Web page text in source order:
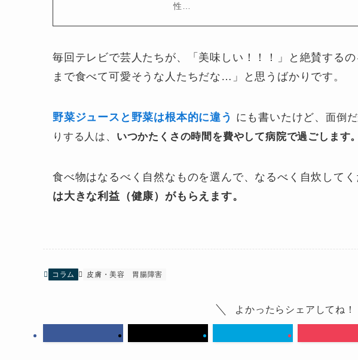
性…
毎回テレビで芸人たちが、「美味しい！！！」と絶賛する
まで食べて可愛そうな人たちだな…」と思うばかりです。
野菜ジュースと野菜は根本的に違う にも書いたけど、面倒
りする人は、 いつかたくさの時間を費やして病院で過ごします。
食べ物はなるべく自然なものを選んで、なるべく自炊してく
は大きな利益（健康）がもらえます。
コラム 皮膚・美容 胃腸障害
よかったらシェアしてね！